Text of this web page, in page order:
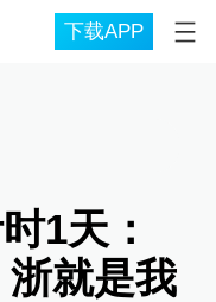
下载APP
1天：
就是我